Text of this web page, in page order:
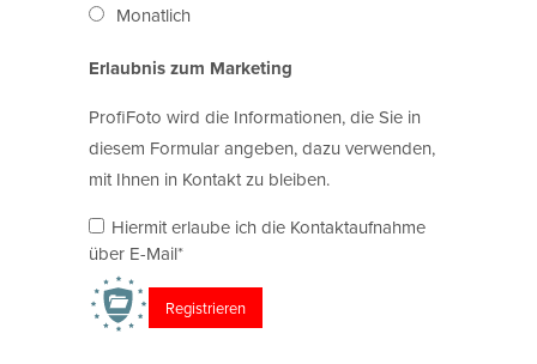
Monatlich
Erlaubnis zum Marketing
ProfiFoto wird die Informationen, die Sie in
diesem Formular angeben, dazu verwenden,
mit Ihnen in Kontakt zu bleiben.
Hiermit erlaube ich die Kontaktaufnahme
über E-Mail*